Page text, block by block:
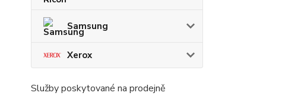
Samsung
Xerox
Služby poskytované na prodejně